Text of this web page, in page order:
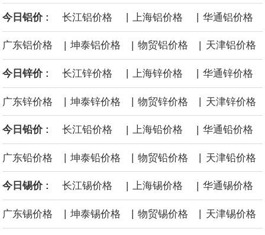
缓解霍尔木兹海峡航运压力的协议进行谈判。尽管胡塞武装的威胁
危及了经由红海向东运输原油的替代路线，但沙特方面仍下调了价
格。
今日铝价 : 长江铝价格 上海铝价格 华通铝价格
广东铝价格 | 坤泰铝价格 | 物贸铝价格 | 天津铝价格
今日锌价 : 长江锌价格 上海锌价格 华通锌价格
广东锌价格 | 坤泰锌价格 | 物贸锌价格 | 天津锌价格
今日铅价 : 长江铅价格 | 上海铅价格 | 华通铅价格
广东铅价格 坤泰铅价格 物贸铅价格 天津铅价格
今日锡价 : 长江锡价格 | 上海锡价格 | 华通锡价格
广东锡价格 坤泰锡价格 物贸锡价格 天津锡价格